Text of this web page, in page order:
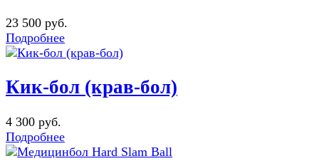
23 500 руб.
Подробнее
Кик-бол (крав-бол)
4 300 руб.
Подробнее